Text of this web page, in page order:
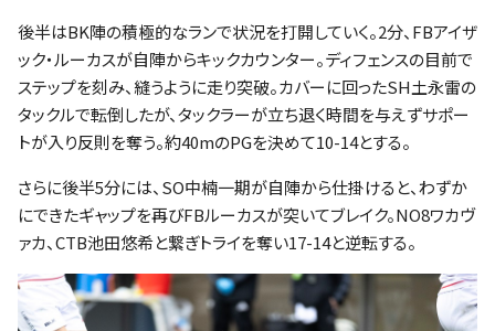
後半はBK陣の積極的なランで状況を打開していく。2分、FBアイザ
ック・ルーカスが自陣からキックカウンター。ディフェンスの目前で
ステップを刻み、縫うように走り突破。カバーに回ったSH土永雷の
タックルで転倒したが、タックラーが立ち退く時間を与えずサポー
トが入り反則を奪う。約40mのPGを決めて10-14とする。
さらに後半5分には、SO中楠一期が自陣から仕掛けると、わずか
にできたギャップを再びFBルーカスが突いてブレイク。NO8ワカヴ
ァカ、CTB池田悠希と繋ぎトライを奪い17-14と逆転する。